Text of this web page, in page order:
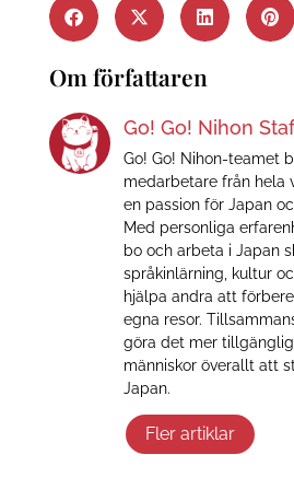
Om författaren
Go! Go! Nihon
Go! Go! Nihon-teamet
medarbetare från hela
en passion för Japan
Med personliga
bo och arbeta i Japan
språkinlärning, kultur
hjälpa andra att
egna resor.
göra det mer
människor överallt att
Japan.
Fler artiklar